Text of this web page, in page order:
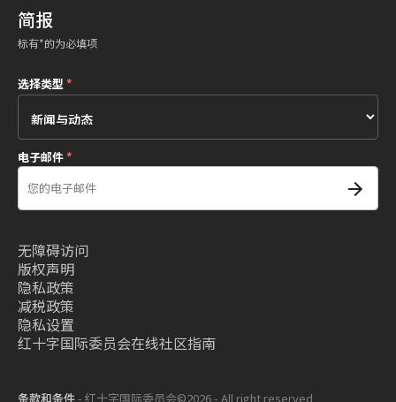
简报
标有*的为必填项
选择类型*
电子邮件*
无障碍访问
版权声明
隐私政策
减税政策
隐私设置
红十字国际委员会在线社区指南
条款和条件- 红十字国际委员会©2026 - All right reserved